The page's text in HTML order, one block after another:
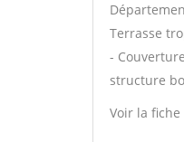
Terrasse
-
structure
Voir la